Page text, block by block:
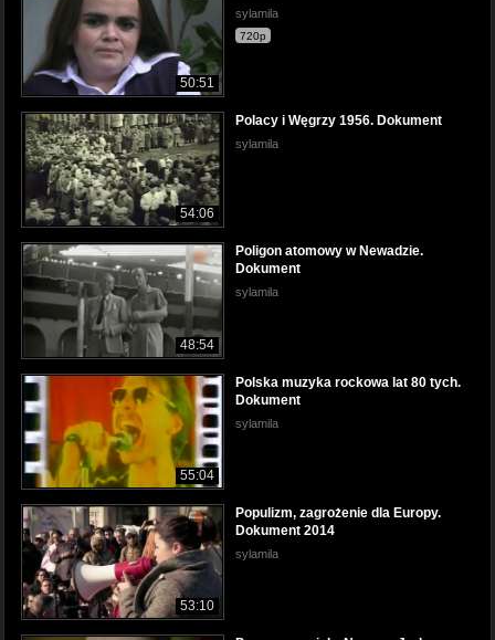
50:51
sylamila
720p
54:06
Polacy i Węgrzy 1956. Dokument
sylamila
48:54
Poligon atomowy w Newadzie.
Dokument
sylamila
55:04
Polska muzyka rockowa lat 80 tych.
Dokument
sylamila
53:10
Populizm, zagrożenie dla Europy.
Dokument 2014
sylamila